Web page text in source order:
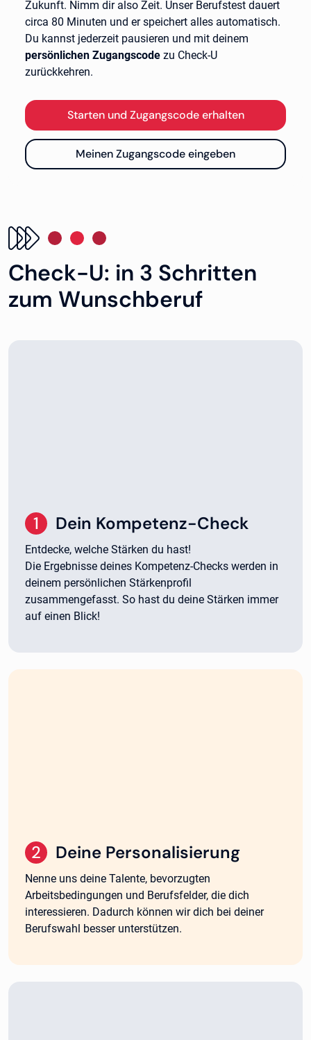
Zukunft. Nimm dir also Zeit. Unser Berufstest dauert
circa 80 Minuten und er speichert alles automatisch.
Du kannst jederzeit pausieren und mit deinem
persönlichen Zugangscode zu Check-U
zurückkehren.
Öffnet in neuem Tab
Starten und Zugangscode erhalten
Öffnet in neuem Tab
Meinen Zugangscode eingeben
Check-U: in 3 Schritten
zum Wunschberuf
1 . Dein Kompetenz-Check
Entdecke, welche Stärken du hast!
Die Ergebnisse deines Kompetenz-Checks werden in
deinem persönlichen Stärkenprofil
zusammengefasst. So hast du deine Stärken immer
auf einen Blick!
2. Deine Personalisierung
Nenne uns deine Talente, bevorzugten
Arbeitsbedingungen und Berufsfelder, die dich
interessieren. Dadurch können wir dich bei deiner
Berufswahl besser unterstützen.